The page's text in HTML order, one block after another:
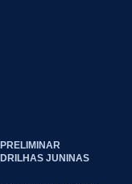
JUNINAS